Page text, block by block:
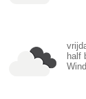
half